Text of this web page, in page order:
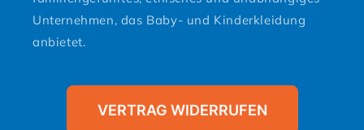
Unternehmen, das Baby- und Kinderkleidung
anbietet.
VERTRAG WIDERRUFEN